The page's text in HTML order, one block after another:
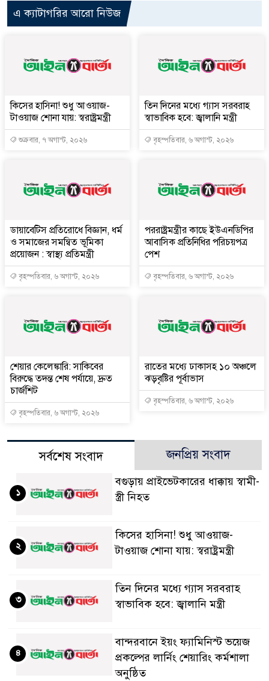
এ ক্যাটাগরির আরো নিউজ
কিসের হাসিনা! শুধু আওয়াজ-
টাওয়াজ শোনা যায়: স্বরাষ্ট্রমন্ত্রী
শুক্রবার, ৭ অগাস্ট, ২০২৬
তিন দিনের মধ্যে গ্যাস সরবরাহ
স্বাভাবিক হবে: জ্বালানি মন্ত্রী
বৃহস্পতিবার, ৬ অগাস্ট, ২০২৬
ডায়াবেটিস প্রতিরোধে বিজ্ঞান, ধর্ম
ও সমাজের সমন্বিত ভূমিকা
প্রয়োজন : স্বাস্থ্য প্রতিমন্ত্রী
বৃহস্পতিবার, ৬ অগাস্ট, ২০২৬
পররাষ্ট্রমন্ত্রীর কা‌ছে ইউএনডিপির
আবাসিক প্রতিনিধির পরিচয়পত্র
পেশ
বৃহস্পতিবার, ৬ অগাস্ট, ২০২৬
শেয়ার কেলেঙ্কারি: সাকিবের
বিরুদ্ধে তদন্ত শেষ পর্যায়ে, দ্রুত
চার্জশিট
বৃহস্পতিবার, ৬ অগাস্ট, ২০২৬
রাতের মধ্যে ঢাকাসহ ১০ অঞ্চলে
ঝড়বৃষ্টির পূর্বাভাস
বৃহস্পতিবার, ৬ অগাস্ট, ২০২৬
সর্বশেষ সংবাদ জনপ্রিয় সংবাদ
বগুড়ায় প্রাইভেটকারের ধাক্কায় স্বামী-
স্ত্রী নিহত
১
কিসের হাসিনা! শুধু আওয়াজ-
টাওয়াজ শোনা যায়: স্বরাষ্ট্রমন্ত্রী
২
তিন দিনের মধ্যে গ্যাস সরবরাহ
স্বাভাবিক হবে: জ্বালানি মন্ত্রী
৩
বান্দরবানে ইয়ং ফ্যামিনিস্ট ভয়েজ
প্রকল্পের লার্নিং শেয়ারিং কর্মশালা
অনুষ্ঠিত
৪